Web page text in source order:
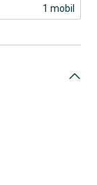
1 mobil